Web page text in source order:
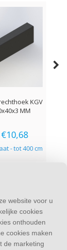
KGV
MM
€10,68
- tot 400 cm
website voor u
cookies
onthouden
cookies maken
de marketing